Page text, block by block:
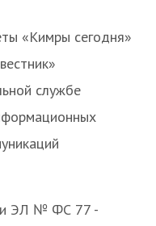
«Кимры сегодня»
службе
ЭЛ № ФС 77 -